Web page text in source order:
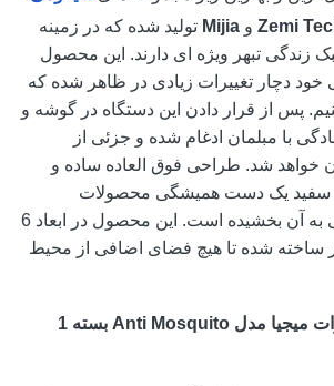
Zemi و Mijia تولید شده که در زمینه
تبهر ویژه ای دارند. این محصول
دچار تغییرات زیادی در ظاهر شده که
پس از قرار دادن این دستگاه در گوشه و
با مبلمان ادغام شده و جزئی از
خواهد شد. طراحی فوق العاده ساده و
سفید یک دست همیشگی محصولات
شیائومی جلوه خاصی به آن بخشیده است. این محصول در ابعاد 6
متر ساخته شده تا هیچ فضای اضافی از محیط